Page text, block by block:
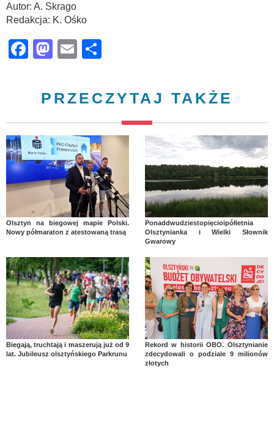
Autor: A. Skrago
Redakcja: K. Ośko
Facebook
Mastodon
Email
PRZECZYTAJ TAKŻE
Olsztyn na biegowej mapie Polski.
Nowy półmaraton z atestowaną trasą
Ponaddwudziestopięcioipółletnia
Olsztynianka i Wielki Słownik
Gwarowy
Biegają, truchtają i maszerują już od 9
lat. Jubileusz olsztyńskiego Parkrunu
Rekord w historii OBO. Olsztynianie
zdecydowali o podziale 9 milionów
złotych